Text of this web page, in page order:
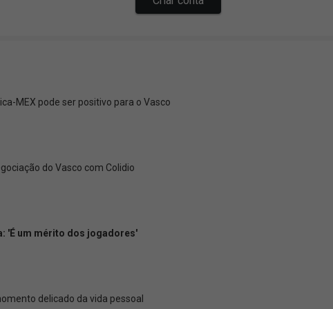
MEX pode ser positivo para o Vasco
do Vasco com Colidio
'É um mérito dos jogadores'
delicado da vida pessoal